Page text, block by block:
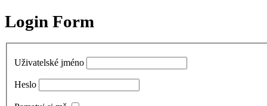
Login Form
Uživatelské jméno
Heslo